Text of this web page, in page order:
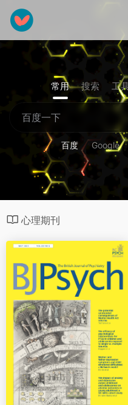
常用 搜索 工
百度 Google
心理期刊